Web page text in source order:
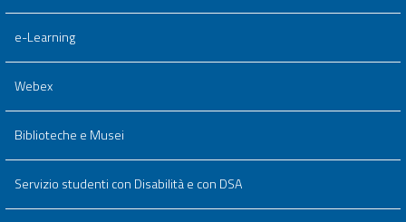
e-Learning
Webex
Biblioteche e Musei
Servizio studenti con Disabilità e con DSA